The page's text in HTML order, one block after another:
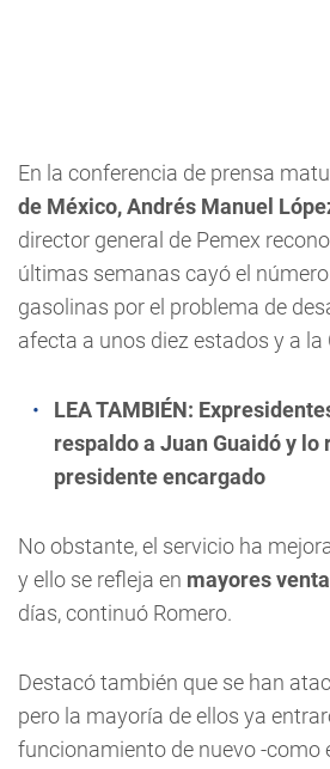
En la conferencia de prensa
de México, Andrés Manuel
director general de Pemex
últimas semanas cayó el
gasolinas por el problema de
afecta a unos diez estados y a la
LEA TAMBIÉN:
respaldo a Juan Guaidó y lo
presidente encargado
No obstante, el servicio ha
y ello se refleja en mayores
días, continuó Romero.
Destacó también que se han
pero la mayoría de ellos ya
funcionamiento de nuevo -como